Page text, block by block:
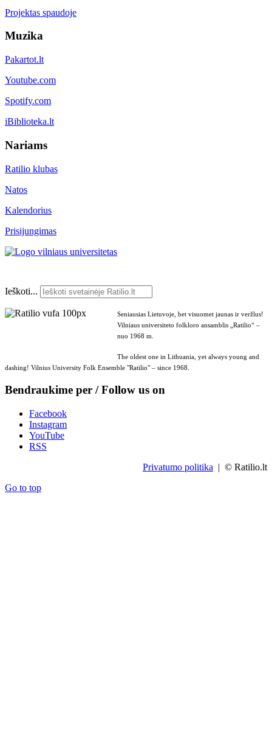
Projektas spaudoje
Muzika
Pakartot.lt
Youtube.com
Spotify.com
iBiblioteka.lt
Nariams
Ratilio klubas
Natos
Kalendorius
Prisijungimas
Ieškoti...
Seniausias Lietuvoje, bet visuomet jaunas ir veržlus!
Vilniaus universiteto folkloro ansamblis „Ratilio“ –
nuo 1968 m.
The oldest one in Lithuania, yet always young and
dashing! Vilnius University Folk Ensemble "Ratilio" – since 1968.
Bendraukime per / Follow us on
Facebook
Instagram
YouTube
RSS
Privatumo politika | © Ratilio.lt
Go to top